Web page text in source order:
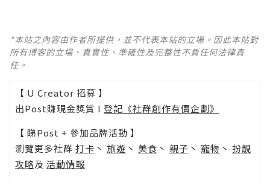
*本站之內容由作者所提供，並不代表本站的立場。因此本站對
所有博客的立場、真實性、準確性及完整性不負任何法律責
任。
【 U Creator 招募 】
出Post賺現金獎賞 l 登記《社群創作有價企劃》
【 睇Post + 參加品牌活動 】
瀏覽更多社群 打卡 丶 旅遊 丶 美食 丶 親子 丶 寵物 丶 扮靚
攻略及 活動情報